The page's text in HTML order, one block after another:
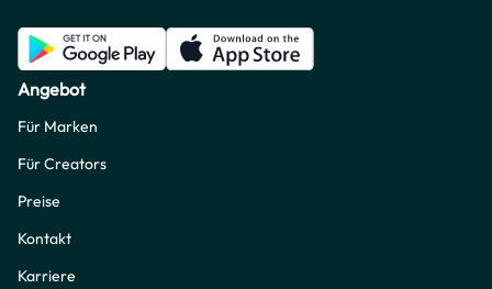
Angebot
Für Marken
Für Creators
Preise
Kontakt
Karriere